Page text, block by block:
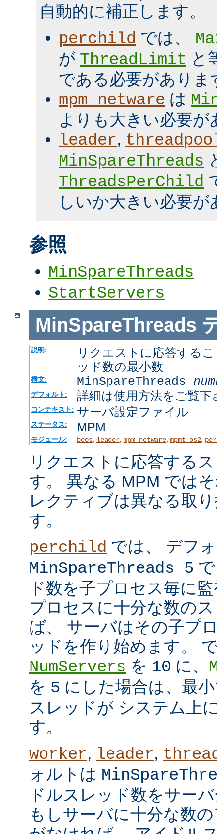
自動的に補正します。
perchild では、
が ThreadLimit と
である必要がありま
mpm_netware は
よりも大きい必要が
leader,
MinSpareThreads
ThreadsPerChild
しいか大きい必要が
参照
MinSpareThreads
StartServers
MinSpareThreads
説明:
リクエストに応答する
ッド数の最小数
構文: MinSpareThreads
デフォルト: 詳細は使用方法をご覧下
コンテキスト: サーバ設定ファイル
ステータス: MPM
モジュール: beos, leader, mpm_netware, mpmt_os2,
リクエストに応答する
す。 異なる MPM では
レクティブは異なる取
す。
perchild では、 デフ
MinSpareThreads 5
ド数を子プロセス毎に
プロセスに十分な数の
ば、 サーバはその子プ
ッドを作り始めます。
NumServers を 10 に、
を 5 にした場合は、最
スレッドが システム上
す。
worker, leader,
ォルトは
ドルスレッド数をサー
もしサーバに十分な数